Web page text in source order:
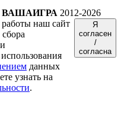
ВАШАИГРА 2012-2026
наш сайт
данных
узнать на
.
Я
согласен
/
согласна